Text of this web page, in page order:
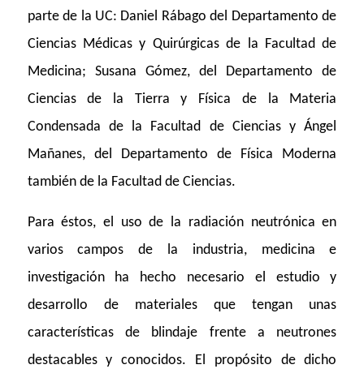
parte de la UC: Daniel Rábago del Departamento de
Ciencias Médicas y Quirúrgicas de la Facultad de
Medicina; Susana Gómez, del Departamento de
Ciencias de la Tierra y Física de la Materia
Condensada de la Facultad de Ciencias y Ángel
Mañanes, del Departamento de Física Moderna
también de la Facultad de Ciencias.
Para éstos, el uso de la radiación neutrónica en
varios campos de la industria, medicina e
investigación ha hecho necesario el estudio y
desarrollo de materiales que tengan unas
características de blindaje frente a neutrones
destacables y conocidos. El propósito de dicho